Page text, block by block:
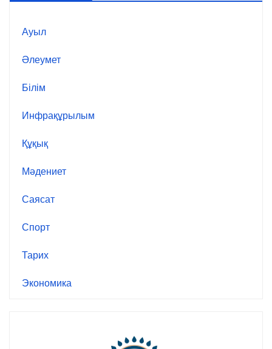
Ауыл
Әлеумет
Білім
Инфрақұрылым
Құқық
Мәдениет
Саясат
Спорт
Тарих
Экономика